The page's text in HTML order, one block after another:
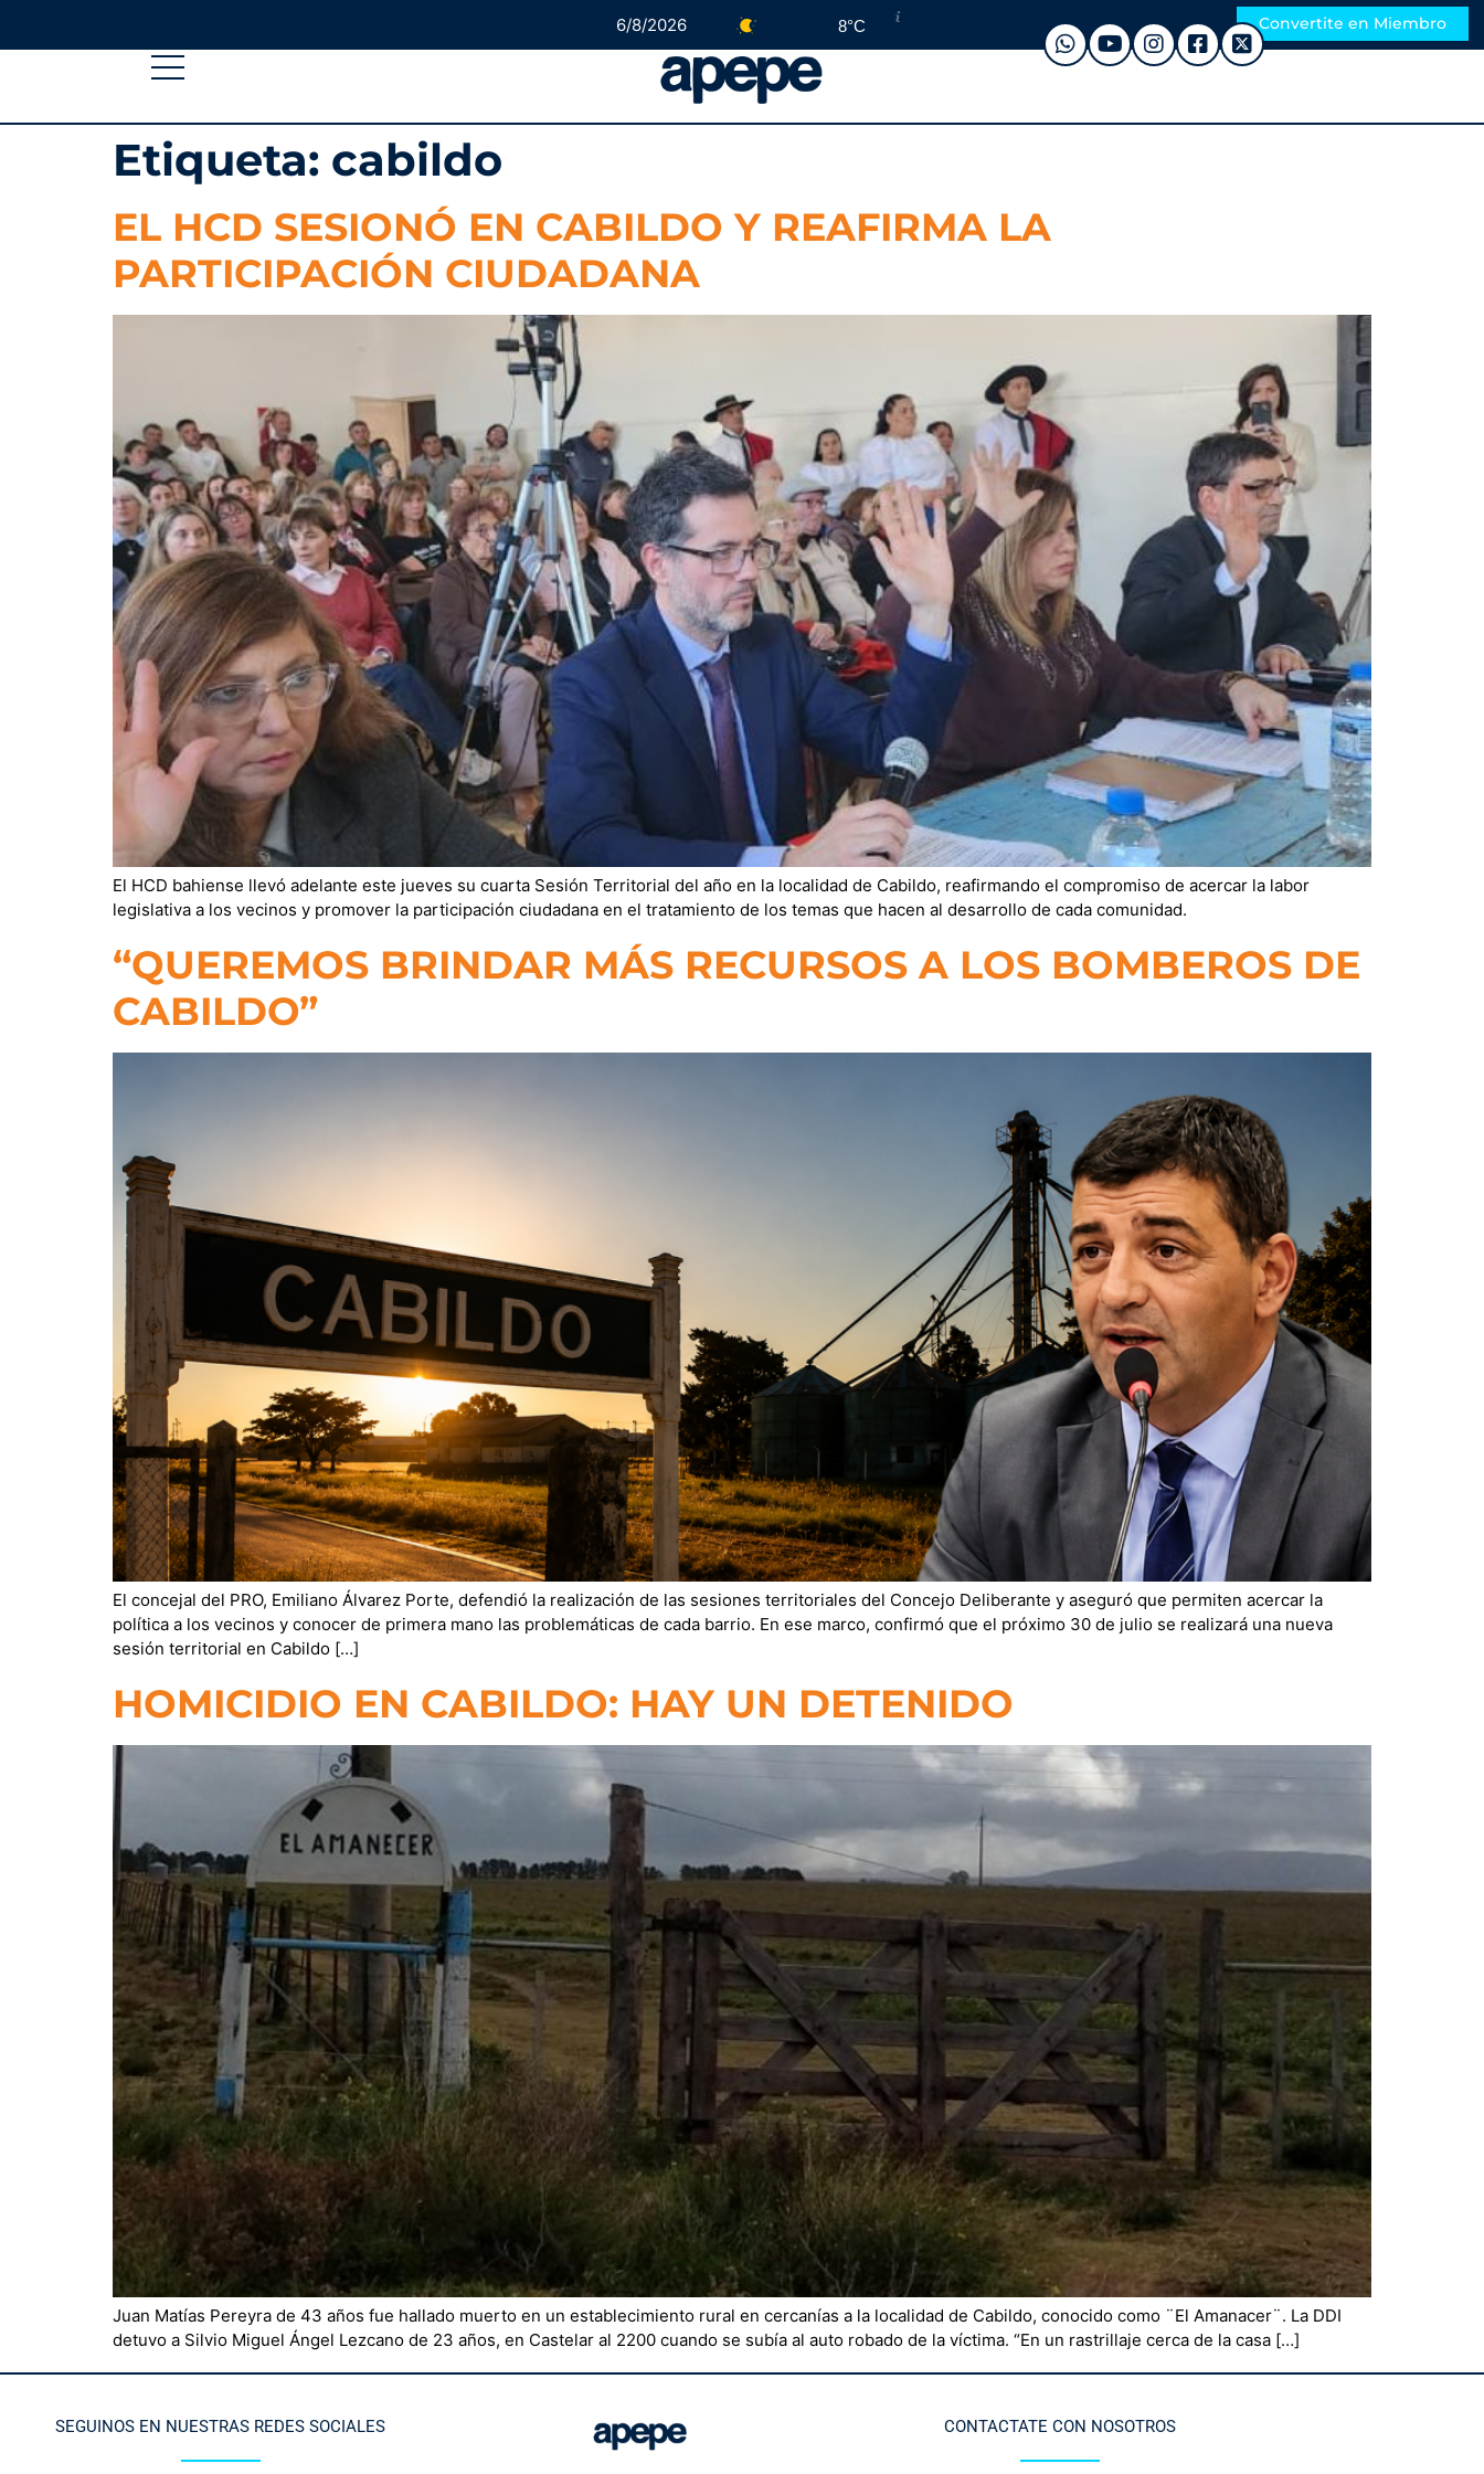
6/8/2026 8°C Convertite en Miembro
Etiqueta: cabildo
EL HCD SESIONÓ EN CABILDO Y REAFIRMA LA
PARTICIPACIÓN CIUDADANA
El HCD bahiense llevó adelante este jueves su cuarta Sesión Territorial del año en la localidad de Cabildo, reafirmando el compromiso de acercar la labor
legislativa a los vecinos y promover la participación ciudadana en el tratamiento de los temas que hacen al desarrollo de cada comunidad.
“QUEREMOS BRINDAR MÁS RECURSOS A LOS BOMBEROS DE
CABILDO”
El concejal del PRO, Emiliano Álvarez Porte, defendió la realización de las sesiones territoriales del Concejo Deliberante y aseguró que permiten acercar la
política a los vecinos y conocer de primera mano las problemáticas de cada barrio. En ese marco, confirmó que el próximo 30 de julio se realizará una nueva
sesión territorial en Cabildo […]
HOMICIDIO EN CABILDO: HAY UN DETENIDO
Juan Matías Pereyra de 43 años fue hallado muerto en un establecimiento rural en cercanías a la localidad de Cabildo, conocido como ¨El Amanacer¨. La DDI
detuvo a Silvio Miguel Ángel Lezcano de 23 años, en Castelar al 2200 cuando se subía al auto robado de la víctima. “En un rastrillaje cerca de la casa […]
SEGUINOS EN NUESTRAS REDES SOCIALES CONTACTATE CON NOSOTROS